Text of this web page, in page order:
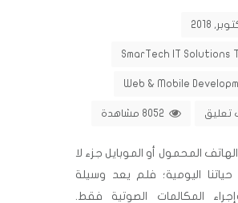
SmarTech IT Solutions
Web & Mobile
تعليق
المحمول أو الموبايل جزء لا
اليومية؛ فلم يعد وسيلة
المكالمات الصوتية فقط.